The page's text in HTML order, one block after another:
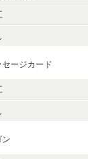
06/09
。＾＾ 早速お札入
本当にどうもありが
無事にお手元に届き
ージカード
ン